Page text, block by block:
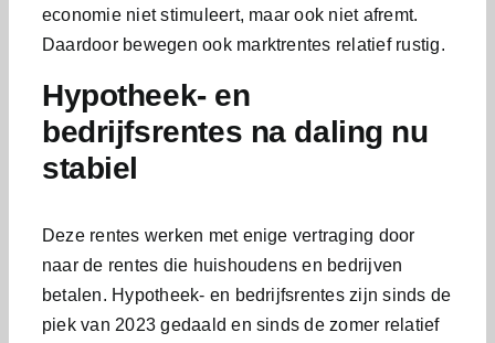
economie niet stimuleert, maar ook niet afremt.
Daardoor bewegen ook marktrentes relatief rustig.
Hypotheek- en
bedrijfsrentes na daling nu
stabiel
Deze rentes werken met enige vertraging door
naar de rentes die huishoudens en bedrijven
betalen. Hypotheek- en bedrijfsrentes zijn sinds de
piek van 2023 gedaald en sinds de zomer relatief